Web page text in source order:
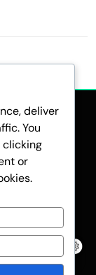
By
deliver
You
clicking
or